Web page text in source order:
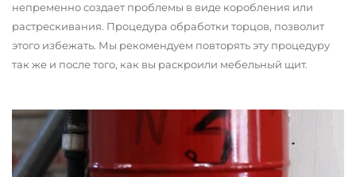
непременно создает проблемы в виде коробления или
растрескивания. Процедура обработки торцов, позволит
этого избежать. Мы рекомендуем повторять эту процедуру
так же и после того, как вы раскроили мебельный щит.